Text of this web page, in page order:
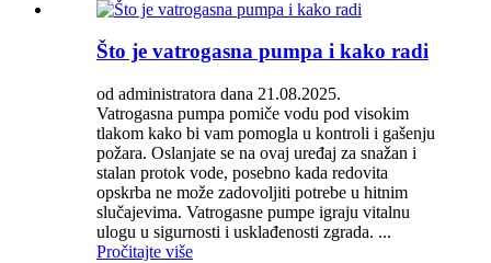
Što je vatrogasna pumpa i kako radi
od administratora dana 21.08.2025.
Vatrogasna pumpa pomiče vodu pod visokim
tlakom kako bi vam pomogla u kontroli i gašenju
požara. Oslanjate se na ovaj uređaj za snažan i
stalan protok vode, posebno kada redovita
opskrba ne može zadovoljiti potrebe u hitnim
slučajevima. Vatrogasne pumpe igraju vitalnu
ulogu u sigurnosti i usklađenosti zgrada. ...
Pročitajte više